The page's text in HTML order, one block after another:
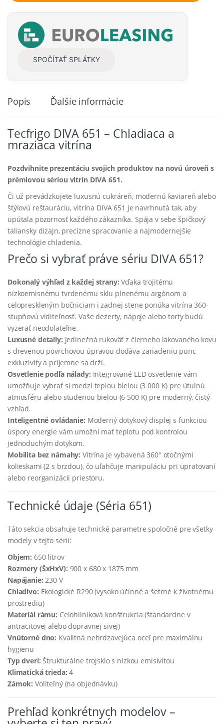
y
SPOČÍTAŤ SPLÁTKY
Popis Ďalšie informácie
Tecfrigo DIVA 651 – Chladiaca a
mraziaca vitrína
Pozdvihnite prezentáciu svojich produktov na novú úroveň s
prémiovou sériou vitrín DIVA 651.
Či už prevádzkujete luxusnú cukráreň, modernú kaviareň alebo
štýlovú reštauráciu, vitrína DIVA 651 je navrhnutá tak, aby
upútala pozornosť každého zákazníka. Spája v sebe špičkový
taliansky dizajn, precízne spracovanie a najmodernejšie
technológie chladenia.
Prečo si vybrať práve sériu DIVA 651?
Dokonalý výhľad z každej strany: Vďaka trojitému
nízkoemisnému tvrdenému sklu plnenému argónom a
celopreskleným bočniciam i zadnej stene ponúka vitrína 360-
stupňovú viditeľnosť. Vaše dezerty, nápoje alebo torty budú
vyzerať neodolateľne.
Luxusné detaily: Jedinečná rukoväť z čierneho lakovaného kovu
s drevenou povrchovou úpravou dodáva zariadeniu punc
exkluzivity a príjemne sa drží.
Osvetlenie podľa nálady: Integrované LED osvetlenie vám
umožňuje vybrať si medzi teplou bielou (3 000 K) pre útulnú
atmosféru alebo studenou bielou (6 500 K) pre moderný, čistý
vzhľad.
Inteligentné ovládanie: Moderný dotykový displej s funkciou
úspory energie vám umožní mať teplotu pod kontrolou
jednoduchým dotykom.
Mobilita bez námahy: Vitrína je vybavená 360° otočnými
kolieskami (2 s brzdou), čo uľahčuje manipuláciu pri upratovaní
alebo reorganizácii priestoru.
Technické údaje (Séria 651)
Táto sekcia obsahuje technické parametre spoločné pre všetky
modely v tejto sérii:
Objem: 650 litrov
Rozmery (ŠxHxV): 900 x 680 x 1875 mm
Napájanie: 230 V
Chladivo: Ekologické R290 (vysoko účinné a šetrné k životnému
prostrediu)
Materiál rámu: Celohliníková konštrukcia (štandardne v
antracitovej alebo dopravnej sivej)
Vnútorné dno: Kvalitná nehrdzavejúca oceľ pre maximálnu
hygienu
Typ dverí: Štrukturálne trojsklo s nízkou emisivitou
Klimatická trieda: 4
Zámok: Voliteľný (na objednávku)
Prehľad konkrétnych modelov –